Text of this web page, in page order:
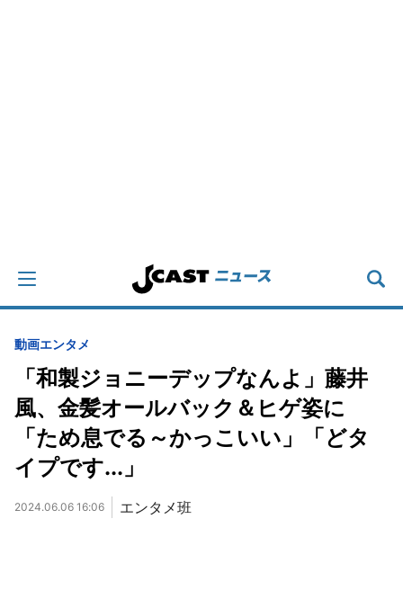
動画エンタメ
「和製ジョニーデップなんよ」藤井
風、金髪オールバック＆ヒゲ姿に
「ため息でる～かっこいい」「どタ
イプです...」
2024.06.06 16:06 エンタメ班